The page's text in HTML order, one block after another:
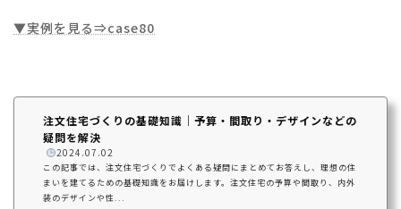
▼実例を見る⇒case80
注文住宅づくりの基礎知識｜予算・間取り・デザインなどの
疑問を解決
2024.07.02
この記事では、注文住宅づくりでよくある疑問にまとめてお答えし、理想の住
まいを建てるための基礎知識をお届けします。注文住宅の予算や間取り、内外
装のデザインや性...